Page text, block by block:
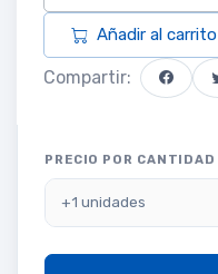
Añadir al carrito
Compartir:
PRECIO POR CANTIDAD
+1 unidades